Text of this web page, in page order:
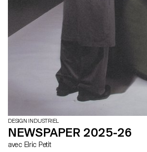
DESIGN INDUSTRIEL
NEWSPAPER 2025-26
avec Elric Petit